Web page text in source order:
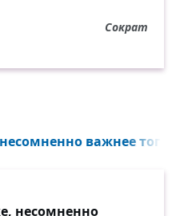
Сократ
важнее того...
несомненно